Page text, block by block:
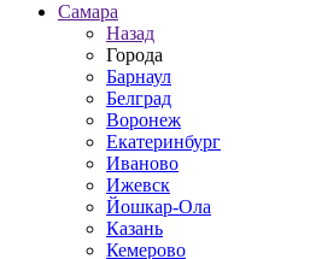
Самара
Назад
Города
Барнаул
Белград
Воронеж
Екатеринбург
Иваново
Ижевск
Йошкар-Ола
Казань
Кемерово